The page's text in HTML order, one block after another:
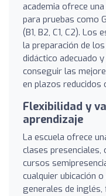
academia ofrece
para pruebas como
(B1, B2, C1, C2).
la preparación de
didáctico adecuado
conseguir las
en plazos reducidos
Flexibilidad y
aprendizaje
La escuela ofrece
clases presenciales,
cursos
cualquier ubicación
generales de inglés,